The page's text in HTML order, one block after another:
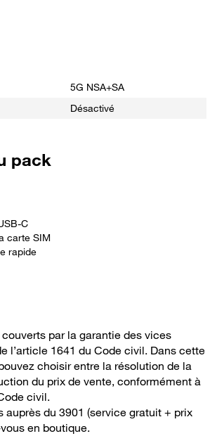
5G NSA+SA
Désactivé
pack
C
carte SIM
rapide
par la garantie des vices
l’article 1641 du Code civil. Dans cette
choisir entre la résolution de la
du prix de vente, conformément à
civil.
auprès du 3901 (service gratuit + prix
en boutique.